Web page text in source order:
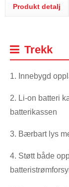
Produkt detalj
Trekk
1. Innebygd
2. Li-on batteri
batterikassen
3. Bærbart lys
4. Støtt både